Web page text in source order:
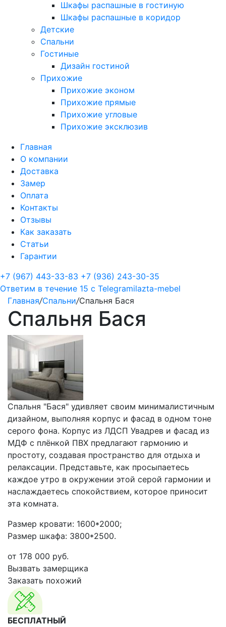
Шкафы распашные в гостиную
Шкафы распашные в коридор
Детские
Спальни
Гостиные
Дизайн гостиной
Прихожие
Прихожие эконом
Прихожие прямые
Прихожие угловые
Прихожие эксклюзив
Главная
О компании
Доставка
Замер
Оплата
Контакты
Отзывы
Как заказать
Статьи
Гарантии
+7 (967) 443-33-83 +7 (936) 243-30-35
Ответим в течение 15 с Telegramilazta-mebel
Главная/Спальни/Спальня Бася
Спальня Бася
Спальня "Бася" удивляет своим минималистичным
дизайном, выполняя корпус и фасад в одном тоне
серого фона. Корпус из ЛДСП Увадрев и фасад из
МДФ с плёнкой ПВХ предлагают гармонию и
простоту, создавая пространство для отдыха и
релаксации. Представьте, как просыпаетесь
каждое утро в окружении этой серой гармонии и
наслаждаетесь спокойствием, которое приносит
эта комната.
Размер кровати: 1600*2000;
Размер шкафа: 3800*2500.
от 178 000 руб.
Вызвать замерщика
Заказать похожий
БЕСПЛАТНЫЙ